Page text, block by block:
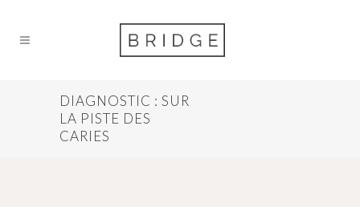
DIAGNOSTIC : SUR
LA PISTE DES
CARIES